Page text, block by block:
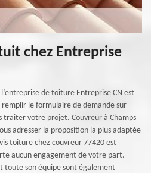
chez Entreprise
de toiture Entreprise CN est
le formulaire de demande sur
traiter votre projet. Couvreur à Champs
adresser la proposition la plus adaptée
toiture chez couvreur 77420 est
aucun engagement de votre part.
toute son équipe sont également